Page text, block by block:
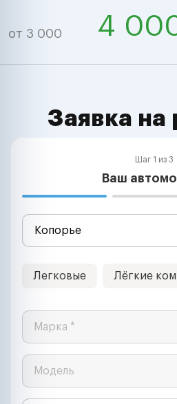
от 3 000 4
Заявка на
Шаг 1 из 3
Ваш
Легковые Лёгкие
Марка *
Модель